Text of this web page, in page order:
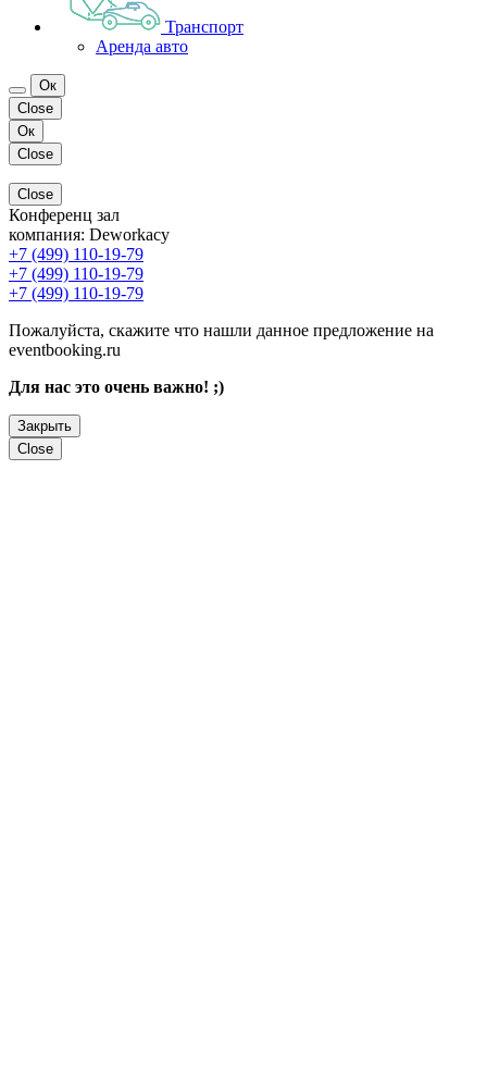
Транспорт
Аренда авто
Ок
Close
Ок
Close
Close
Конференц зал
компания: Deworkacy
+7 (499) 110-19-79
+7 (499) 110-19-79
+7 (499) 110-19-79
Пожалуйста, скажите что нашли данное предложение на
eventbooking.ru
Для нас это очень важно! ;)
Закрыть
Close